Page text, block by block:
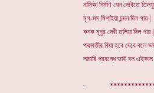
নাসিকা নির্মাণ যেন দেখিতে
মৃগ-মদ মিশাইয়া চন্দন দিল গায় |
কনক নূপুর দেবী তলিয়া দিল পায় ||
পদ্মাবতীর বিয়া হবে দেবে বলে
লাচারি প্রবন্ধে ভাই বল এইকাল
.